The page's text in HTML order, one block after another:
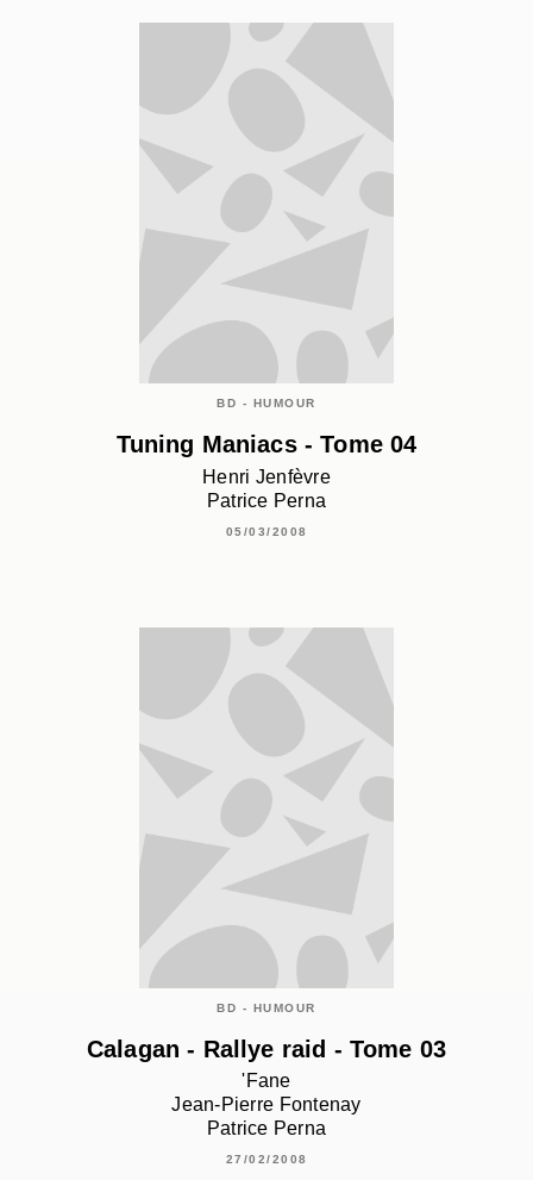
BD - HUMOUR
Tuning Maniacs - Tome 04
Henri Jenfèvre
Patrice Perna
05/03/2008
BD - HUMOUR
Calagan - Rallye raid - Tome 03
'Fane
Jean-Pierre Fontenay
Patrice Perna
27/02/2008